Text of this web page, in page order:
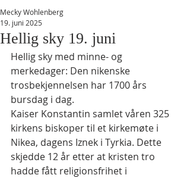
Hellig sky 19. juni
Mecky Wohlenberg
19. juni 2025
Hellig sky med minne- og
merkedager: Den nikenske
trosbekjennelsen har 1700 års
bursdag i dag.
Kaiser Konstantin samlet våren 325
kirkens biskoper til et kirkemøte i
Nikea, dagens Iznek i Tyrkia. Dette
skjedde 12 år etter at kristen tro
hadde fått religionsfrihet i